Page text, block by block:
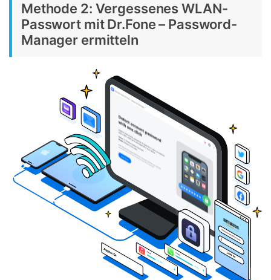
Methode 2: Vergessenes WLAN-
Passwort mit Dr.Fone – Password-
Manager ermitteln